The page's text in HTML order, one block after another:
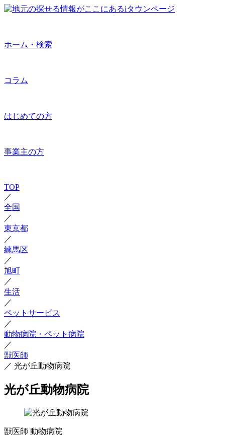
ホーム・検索
コラム
はじめての方
事業主の方
TOP
／
全国
／
東京都
／
練馬区
／
旭町
／
生活
／
ペットサービス
／
動物病院・ペット病院
／
獣医師
／ 光が丘動物病院
光が丘動物病院
獣医師 動物病院